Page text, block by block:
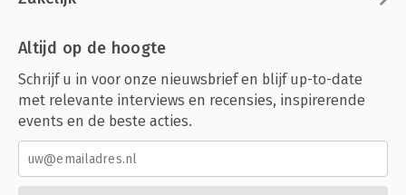
Altijd op de hoogte
Schrijf u in voor onze nieuwsbrief en blijf up-to-date
met relevante interviews en recensies, inspirerende
events en de beste acties.